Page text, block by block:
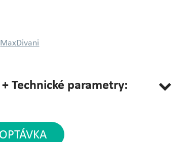
MaxDivani
+ Technické parametry: